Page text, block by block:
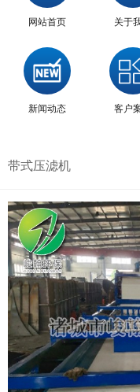
网站首页 关于
新闻动态 客户
带式压滤机